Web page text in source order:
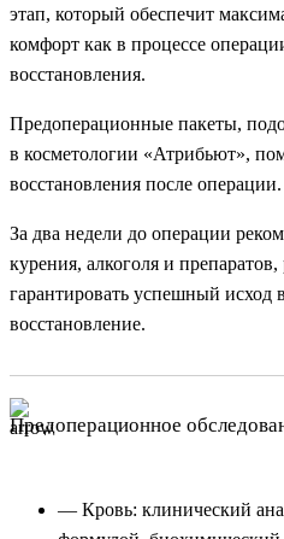
этап, который обеспечит
комфорт как в процессе
восстановления.
Предоперационные пакеты,
в косметологии «Атрибьют»,
восстановления после операции.
За два недели до операции
курения, алкоголя и
гарантировать успешный исход
восстановление.
Предоперационное
— Кровь: клинический